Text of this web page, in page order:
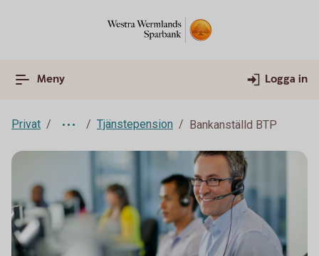
Meny Logga in
Privat Tjänstepension Bankanställd BTP